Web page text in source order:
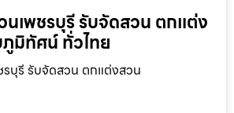
เพชรบุรี รับจัดสวน ตกแต่ง
มิทัศน์ ทั่วไทย
บุรี รับจัดสวน ตกแต่งสวน